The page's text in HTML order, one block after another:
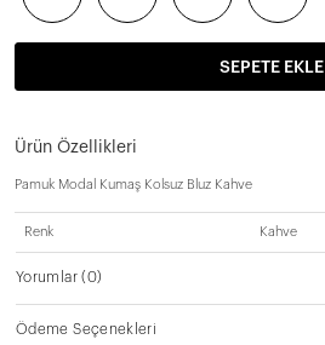
SEPETE EKLE
Ürün Özellikleri
Pamuk Modal Kumaş Kolsuz Bluz Kahve
Renk Kahve
Yorumlar(0)
Ödeme Seçenekleri